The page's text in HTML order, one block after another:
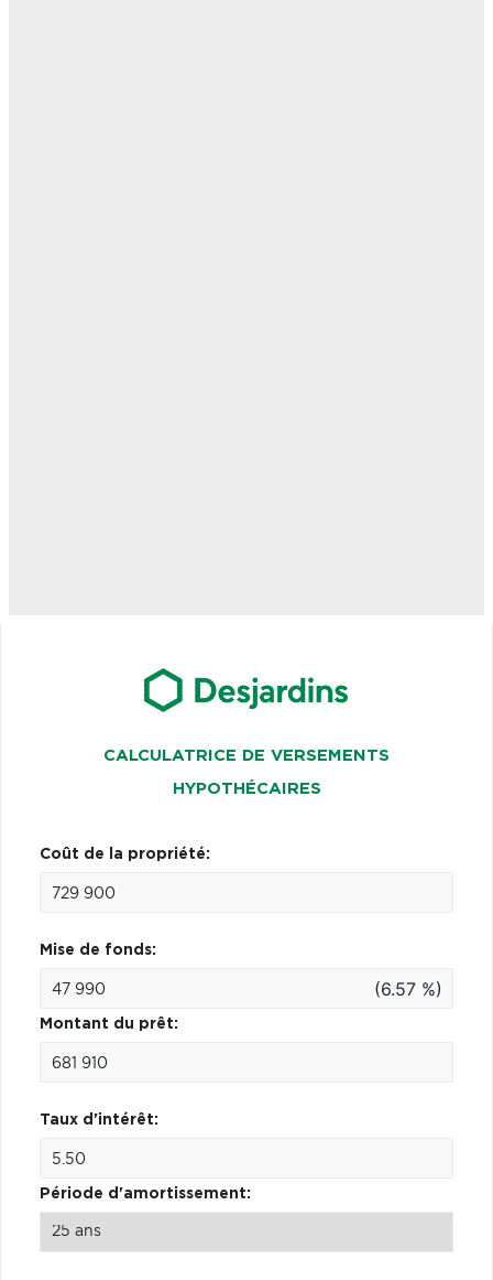
CALCULATRICE DE VERSEMENTS
HYPOTHÉCAIRES
Coût de la propriété:
Mise de fonds:
(6.57 %)
Montant du prêt:
Taux d'intérêt:
Période d'amortissement: